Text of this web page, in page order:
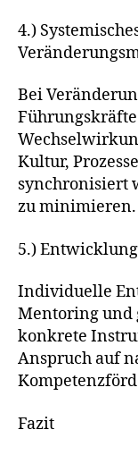
4.)
Bei
Kultur,
synchronisiert
zu minimieren.
5.)
Individuelle
Mentoring und
konkrete
Anspruch auf
Fazit